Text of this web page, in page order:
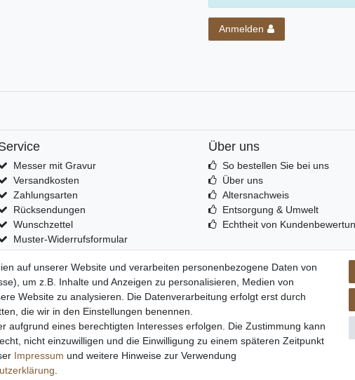
Anmelden
Messer mit Gravur
Versandkosten
Zahlungsarten
Rücksendungen
Wunschzettel
Muster-Widerrufsformular
Über uns
So bestellen Sie bei uns
Über uns
Altersnachweis
Entsorgung & Umwelt
Echtheit von
Daten­schutz­erklärung AGB Widerrufs­recht Vertrag
auf unserer Website und verarbeiten personenbezogene Daten von
um z.B. Inhalte und Anzeigen zu personalisieren, Medien von
Website zu analysieren. Die Datenverarbeitung erfolgt erst durch
die wir in den Einstellungen benennen.
aufgrund eines berechtigten Interesses erfolgen. Die Zustimmung kann
nicht einzuwilligen und die Einwilligung zu einem späteren Zeitpunkt
Impressum und weitere Hinweise zur Verwendung